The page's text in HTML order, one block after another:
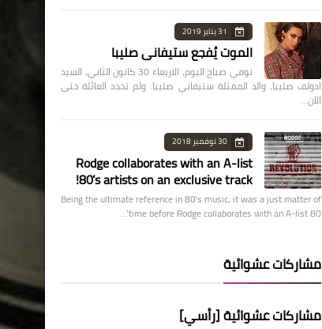
31 يناير 2019
الموت يُفجع ستيفاني صليبا
توفي صباح اليوم، الاربعاء 30 كانون الثاني، السيد
ادولف صليبا، والد الممثلة ستيفاني صليبا. ولم تحدد العائلة حتى
الآن…
30 نوفمبر 2018
Rodge collaborates with an A-list
80’s artists on an exclusive track!
Being the ultimate reference in 80’s music, it was a just matter of
time before Rodge collaborates with an A-list 80’…
مشاركات عشوائية
مشاركات عشوائية [رأسي]